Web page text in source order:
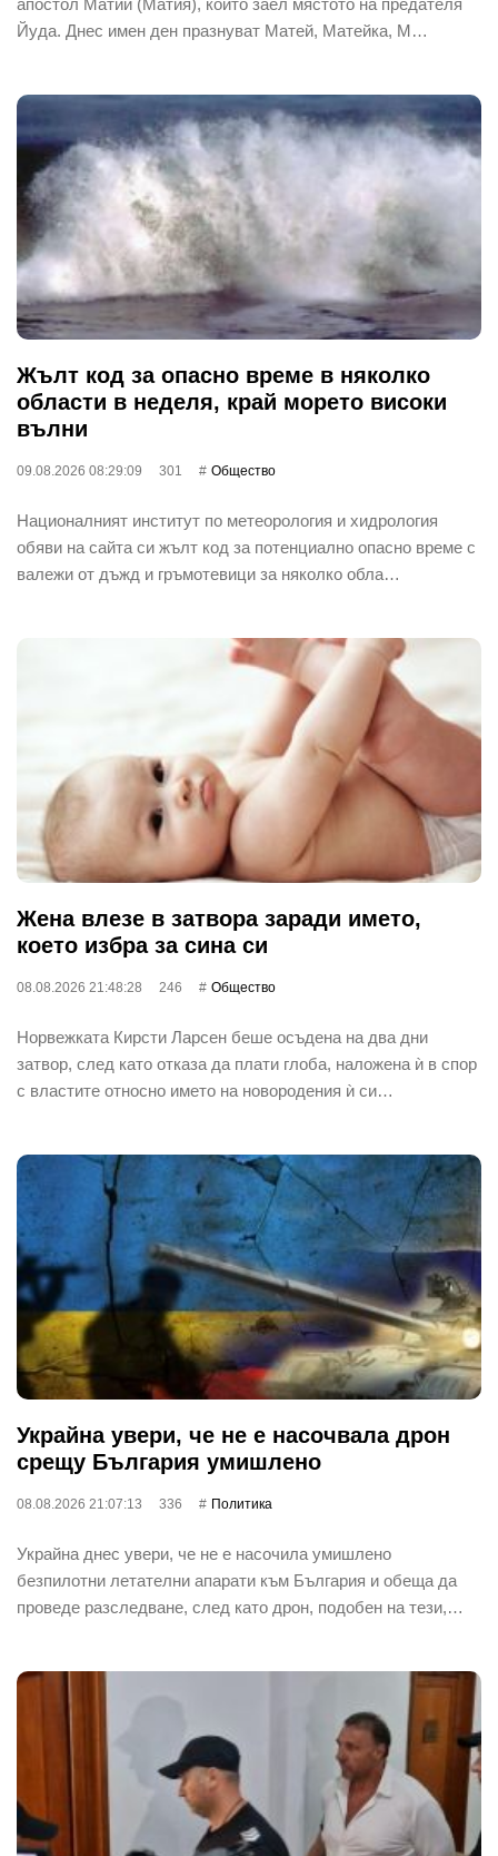
Йуда. Днес имен ден празнуват Матей, Матейка, М…
Жълт код за опасно време в няколко
области в неделя, край морето високи
вълни
09.08.2026 08:29:09 301 Общество
Националният институт по метеорология и хидрология
обяви на сайта си жълт код за потенциално опасно време с
валежи от дъжд и гръмотевици за няколко обла…
Жена влезе в затвора заради името,
което избра за сина си
08.08.2026 21:48:28 246 Общество
Норвежката Кирсти Ларсен беше осъдена на два дни
затвор, след като отказа да плати глоба, наложена ѝ в спор
с властите относно името на новородения ѝ си…
Украйна увери, че не е насочвала дрон
срещу България умишлено
08.08.2026 21:07:13 336 Политика
Украйна днес увери, че не е насочила умишлено
безпилотни летателни апарати към България и обеща да
проведе разследване, след като дрон, подобен на тези,…